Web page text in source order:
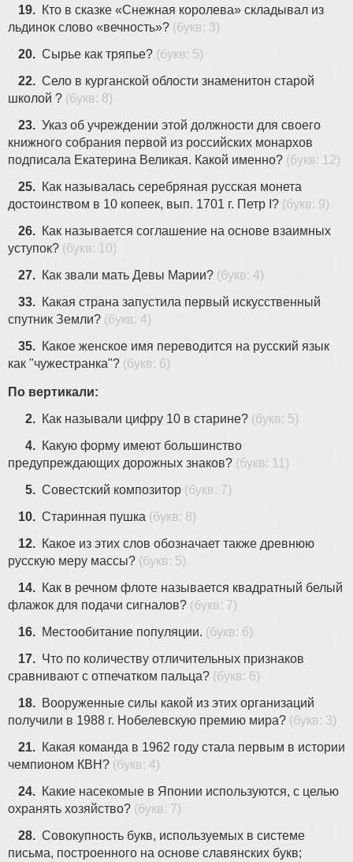
19. Кто в сказке «Снежная королева» складывал из
льдинок слово «вечность»? (букв: 3)
20. Сырье как тряпье? (букв: 5)
22. Село в курганской облости знаменитон старой
школой ? (букв: 8)
23. Указ об учреждении этой должности для своего
книжного собрания первой из российских монархов
подписала Екатерина Великая. Какой именно? (букв: 12)
25. Как называлась серебряная русская монета
достоинством в 10 копеек, вып. 1701 г. Петр I? (букв: 9)
26. Как называется соглашение на основе взаимных
уступок? (букв: 10)
27. Как звали мать Девы Марии? (букв: 4)
33. Какая страна запустила первый искусственный
спутник Земли? (букв: 4)
35. Какое женское имя переводится на русский язык
как "чужестранка"? (букв: 6)
По вертикали:
2. Как называли цифру 10 в старине? (букв: 5)
4. Какую форму имеют большинство
предупреждающих дорожных знаков? (букв: 11)
5. Совестский композитор (букв: 7)
10. Старинная пушка (букв: 8)
12. Какое из этих слов обозначает также древнюю
русскую меру массы? (букв: 5)
14. Как в речном флоте называется квадратный белый
флажок для подачи сигналов? (букв: 7)
16. Местообитание популяции. (букв: 6)
17. Что по количеству отличительных признаков
сравнивают с отпечатком пальца? (букв: 6)
18. Вооруженные силы какой из этих организаций
получили в 1988 г. Нобелевскую премию мира? (букв: 3)
21. Какая команда в 1962 году стала первым в истории
чемпионом КВН? (букв: 4)
24. Какие насекомые в Японии используются, с целью
охранять хозяйство? (букв: 7)
28. Совокупность букв, используемых в системе
письма, построенного на основе славянских букв;